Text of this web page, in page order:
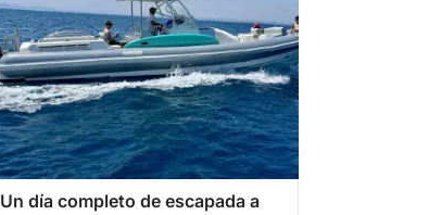
Un día completo de escapada a